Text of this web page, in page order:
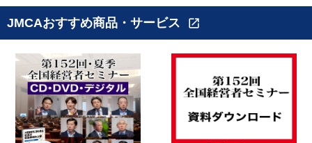
JMCAおすすめ商品・サービス open_in_new